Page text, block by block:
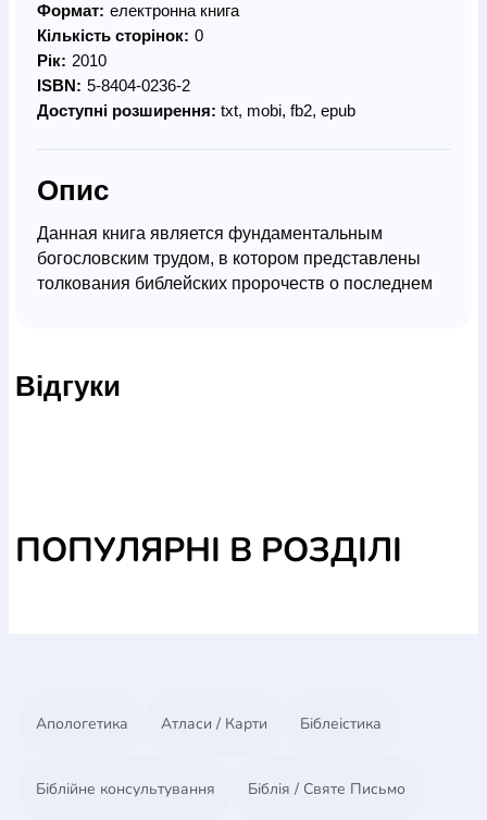
Формат: електронна книга
Кількість сторінок: 0
Рік: 2010
ISBN: 5-8404-0236-2
Доступні розширення: txt, mobi, fb2, epub
Опис
Данная книга является фундаментальным
богословским трудом, в котором представлены
толкования библейских пророчеств о последнем
Писания.
Відгуки
ПОПУЛЯРНІ В РОЗДІЛІ
Апологетика Атласи / Карти Біблеістика
Біблійне консультування Біблія / Святе Письмо